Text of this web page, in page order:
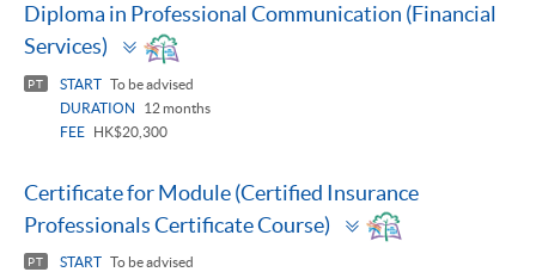
Diploma in Professional Communication (Financial
Services)
Toggle
panel
PT START To be advised
DURATION
12 months
FEE
HK$20,300
Certificate for Module (Certified Insurance
Professionals Certificate Course)
Toggle
panel
PT START To be advised